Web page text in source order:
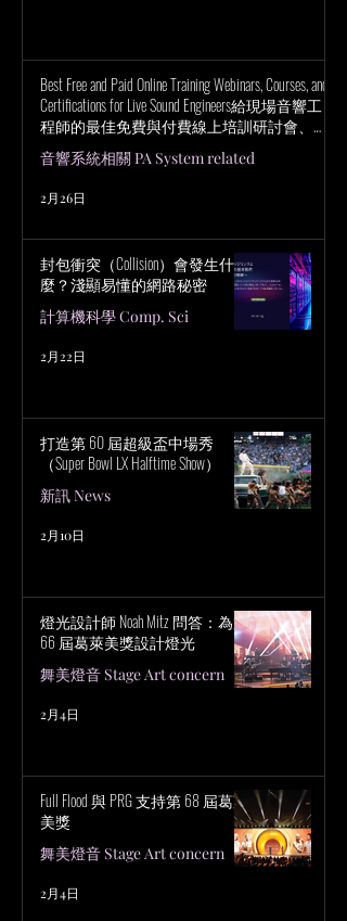
Best Free and Paid Online Training Webinars, Courses, and
Certifications for Live Sound Engineers給現場音響工
程師的最佳免費與付費線上培訓研討會、課
程與認證
音響系統相關 PA System related
2月26日
封包衝突（Collision）會發生什
麼？淺顯易懂的網路秘密
計算機科學 Comp. Sci
2月22日
打造第 60 屆超級盃中場秀
（Super Bowl LX Halftime Show）
新訊 News
2月10日
燈光設計師 Noah Mitz 問答：為第
66 屆葛萊美獎設計燈光
舞美燈音 Stage Art concern
2月4日
Full Flood 與 PRG 支持第 68 屆葛萊
美獎
舞美燈音 Stage Art concern
2月4日